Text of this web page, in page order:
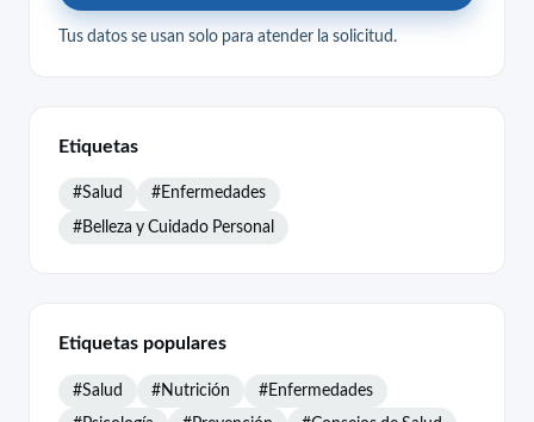
Tus datos se usan solo para atender la solicitud.
Etiquetas
#Salud #Enfermedades
#Belleza y Cuidado Personal
Etiquetas populares
#Salud #Nutrición #Enfermedades